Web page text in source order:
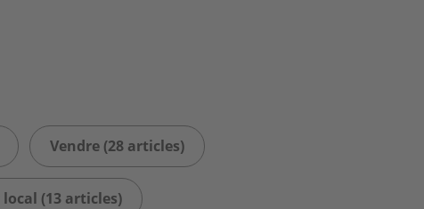
Vendre (28 articles)
(13 articles)